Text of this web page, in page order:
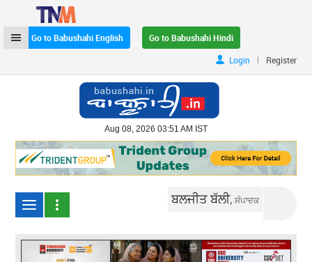
Go to Babushahi English
Go to Babushahi Hindi
Login
| Register
Aug 08, 2026 03:51 AM IST
ਬਲਜੀਤ ਬੱਲੀ,ਸੰਪਾਦਕ